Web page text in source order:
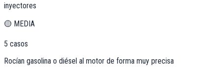
inyectores
🟡 MEDIA
5 casos
Rocían gasolina o diésel al motor de forma muy precisa